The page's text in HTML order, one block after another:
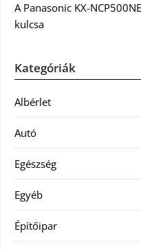
A Panasonic KX-
kulcsa
Kategóriák
Albérlet
Autó
Egészség
Egyéb
Építőipar